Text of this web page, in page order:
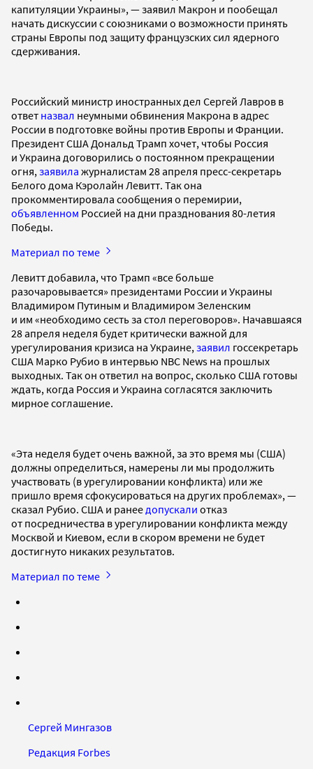
капитуляции Украины», — заявил Макрон и пообещал
начать дискуссии с союзниками о возможности принять
страны Европы под защиту французских сил ядерного
сдерживания.
Российский министр иностранных дел Сергей Лавров в
ответ назвал неумными обвинения Макрона в адрес
России в подготовке войны против Европы и Франции.
Президент США Дональд Трамп хочет, чтобы Россия
и Украина договорились о постоянном прекращении
огня, заявила журналистам 28 апреля пресс-секретарь
Белого дома Кэролайн Левитт. Так она
прокомментировала сообщения о перемирии,
объявленном Россией на дни празднования 80-летия
Победы.
Материал по теме
Левитт добавила, что Трамп «все больше
разочаровывается» президентами России и Украины
Владимиром Путиным и Владимиром Зеленским
и им «необходимо сесть за стол переговоров». Начавшаяся
28 апреля неделя будет критически важной для
урегулирования кризиса на Украине, заявил госсекретарь
США Марко Рубио в интервью NBC News на прошлых
выходных. Так он ответил на вопрос, сколько США готовы
ждать, когда Россия и Украина согласятся заключить
мирное соглашение.
«Эта неделя будет очень важной, за это время мы (США)
должны определиться, намерены ли мы продолжить
участвовать (в урегулировании конфликта) или же
пришло время сфокусироваться на других проблемах», —
сказал Рубио. США и ранее допускали отказ
от посредничества в урегулировании конфликта между
Москвой и Киевом, если в скором времени не будет
достигнуто никаких результатов.
Материал по теме
Сергей Мингазов
Редакция Forbes